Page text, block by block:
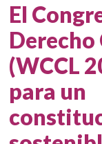
El
(WCCL
para un